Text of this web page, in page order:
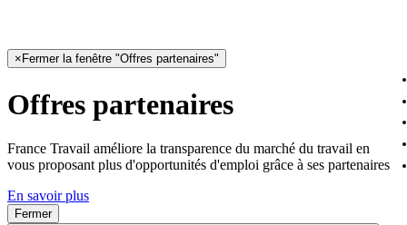
× Fermer la fenêtre "Offres partenaires"
Offres partenaires
France Travail améliore la transparence du marché du travail en
vous proposant plus d'opportunités d'emploi grâce à ses partenaires
En savoir plus
Fermer